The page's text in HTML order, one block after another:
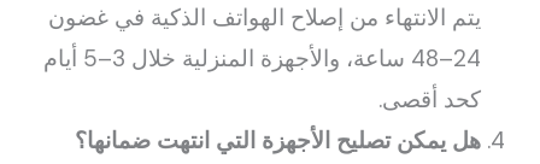
يتم الانتهاء من إصلاح الهواتف الذكية في غضون
24–48 ساعة، والأجهزة المنزلية خلال 3–5 أيام
كحد أقصى.
هل يمكن تصليح الأجهزة التي انتهت ضمانها؟